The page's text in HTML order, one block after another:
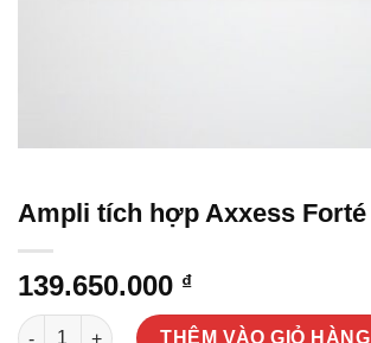
Ampli tích hợp Axxess Forté
139.650.000 ₫
Ampli tích hợp Axxess Forté số lượng
THÊM VÀO GIỎ HÀNG